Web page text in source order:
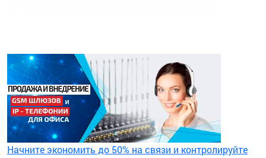
Начните экономить до 50% на связи и контролируйте